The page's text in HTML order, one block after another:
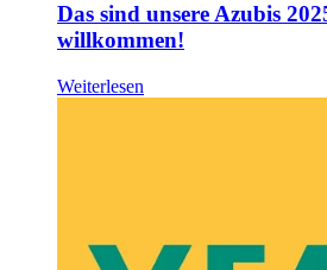
Das sind unsere Azubis
willkommen!
Weiterlesen